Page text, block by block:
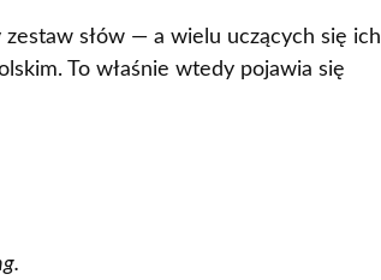
słów — a wielu uczących się ich
To właśnie wtedy pojawia się